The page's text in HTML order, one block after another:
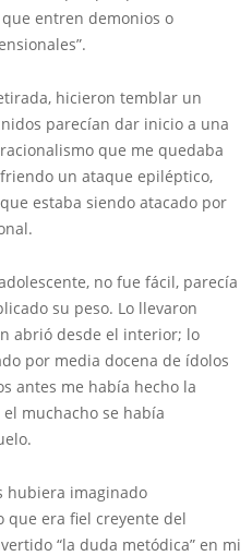
entren demonios o
hicieron temblar un
parecían dar inicio a una
que me quedaba
un ataque epiléptico,
estaba siendo atacado por
no fue fácil, parecía
su peso. Lo llevaron
abrió desde el interior; lo
por media docena de ídolos
antes me había hecho la
muchacho se había
hubiera imaginado
que era fiel creyente del
“la duda metódica” en mi